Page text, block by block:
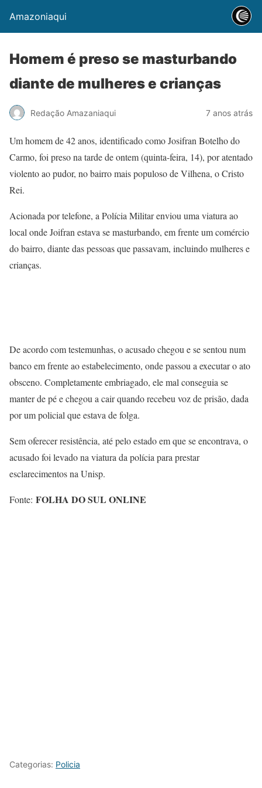
Amazoniaqui
Homem é preso se masturbando
diante de mulheres e crianças
Redação Amazaniaqui 7 anos atrás
Um homem de 42 anos, identificado como Josifran Botelho do
Carmo, foi preso na tarde de ontem (quinta-feira, 14), por atentado
violento ao pudor, no bairro mais populoso de Vilhena, o Cristo
Rei.
Acionada por telefone, a Polícia Militar enviou uma viatura ao
local onde Joifran estava se masturbando, em frente um comércio
do bairro, diante das pessoas que passavam, incluindo mulheres e
crianças.
De acordo com testemunhas, o acusado chegou e se sentou num
banco em frente ao estabelecimento, onde passou a executar o ato
obsceno. Completamente embriagado, ele mal conseguia se
manter de pé e chegou a cair quando recebeu voz de prisão, dada
por um policial que estava de folga.
Sem oferecer resistência, até pelo estado em que se encontrava, o
acusado foi levado na viatura da polícia para prestar
esclarecimentos na Unisp.
Fonte: FOLHA DO SUL ONLINE
Categorias: Policia